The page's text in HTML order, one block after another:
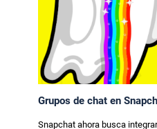
Grupos de chat en
Snapchat ahora busca